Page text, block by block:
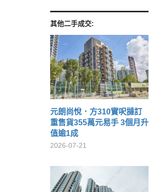
其他二手成交:
元朗尚悅．方310實呎撻訂
重售貨355萬元易手 3個月升
值逾1成
2026-07-21